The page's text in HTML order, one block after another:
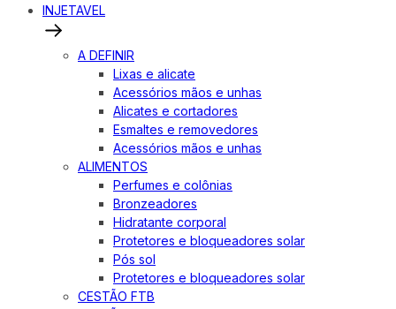
INJETAVEL
A DEFINIR
Lixas e alicate
Acessórios mãos e unhas
Alicates e cortadores
Esmaltes e removedores
Acessórios mãos e unhas
ALIMENTOS
Perfumes e colônias
Bronzeadores
Hidratante corporal
Protetores e bloqueadores solar
Pós sol
Protetores e bloqueadores solar
CESTÃO FTB